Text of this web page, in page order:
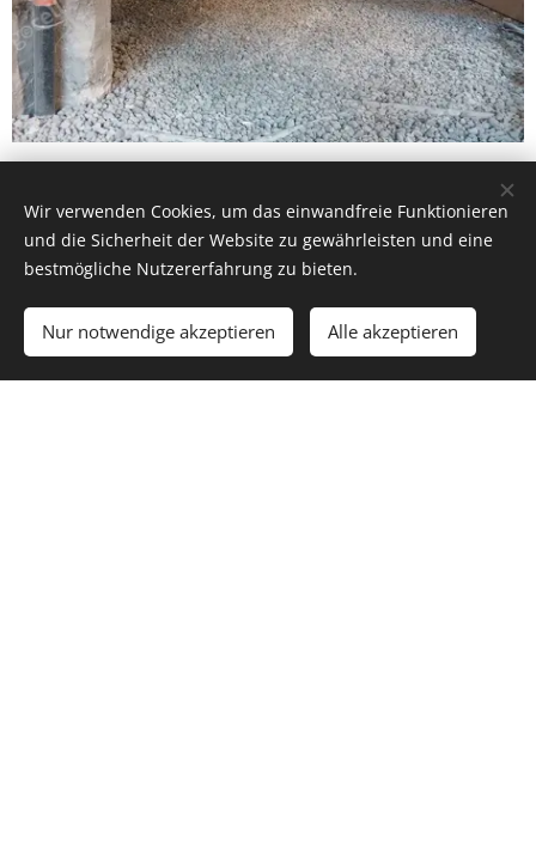
Wir verwenden Cookies, um das einwandfreie Funktionieren
und die Sicherheit der Website zu gewährleisten und eine
bestmögliche Nutzererfahrung zu bieten.
Nur notwendige akzeptieren Alle akzeptieren